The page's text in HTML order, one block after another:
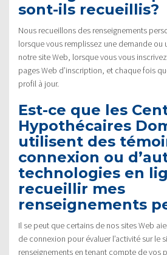
sont-ils recueillis?
Nous recueillons des renseignements
lorsque vous remplissez une demande ou
notre site Web, lorsque vous vous
pages Web d’inscription, et chaque fois
profil à jour.
Est-ce que les
Hypothécaires
utilisent des
connexion ou
technologies en
recueillir mes
renseignements
Il se peut que certains de nos sites Web
de connexion pour évaluer l’activité sur le
renseignements en tenant compte de vos